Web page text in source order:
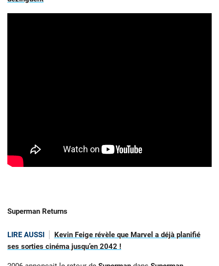
Superman Returns
LIRE AUSSI
Kevin Feige révèle que Marvel a déjà planifié
ses sorties cinéma jusqu’en 2042 !